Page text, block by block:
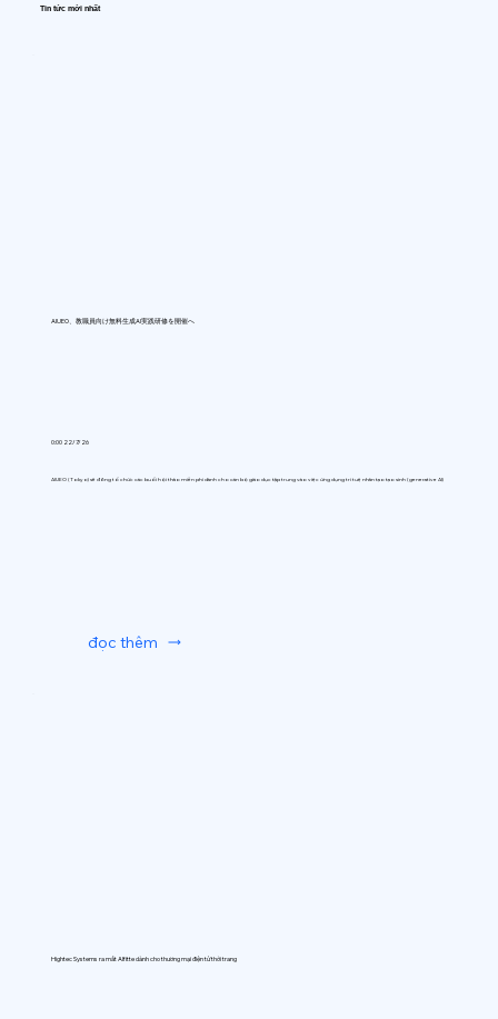
Tin tức mới nhất
AIUEO、教職員向け無料生成AI実践研修を開催へ
0:00 22/7/26
AIUEO (Tokyo) sẽ đồng tổ chức các buổi hội thảo miễn phí dành cho cán bộ giáo dục tập trung vào việc ứng dụng trí tuệ nhân tạo tạo sinh (generative AI)
đọc thêm
Hightec Systems ra mắt AIfitte dành cho thương mại điện tử thời trang